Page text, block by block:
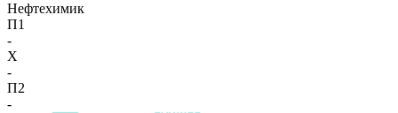
Нефтехимик
П1
-
X
-
П2
-